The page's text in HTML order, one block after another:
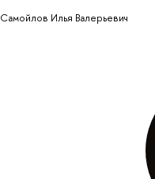
Самойлов Илья Валерьевич